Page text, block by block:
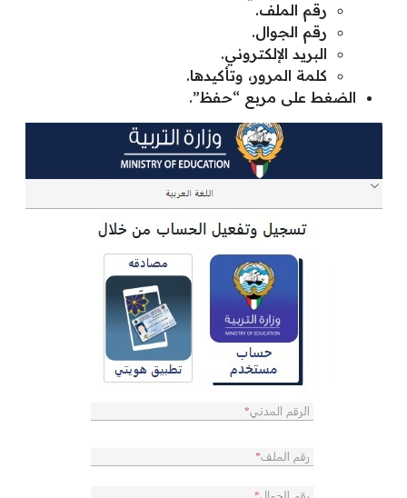
رقم الملف.
رقم الجوال.
البريد الإلكتروني.
كلمة المرور، وتأكيدها.
الضغط على مربع “حفظ”.